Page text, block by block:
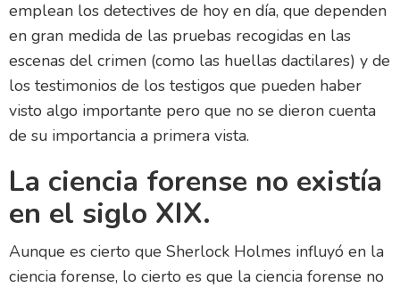
emplean los detectives de hoy en día, que dependen
en gran medida de las pruebas recogidas en las
escenas del crimen (como las huellas dactilares) y de
los testimonios de los testigos que pueden haber
visto algo importante pero que no se dieron cuenta
de su importancia a primera vista.
La ciencia forense no existía
en el siglo XIX.
Aunque es cierto que Sherlock Holmes influyó en la
ciencia forense, lo cierto es que la ciencia forense no